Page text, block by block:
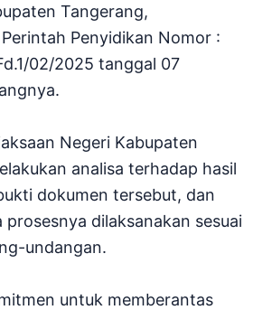
Tangerang,
Penyidikan Nomor :
02/2025 tanggal 07
Negeri Kabupaten
analisa terhadap hasil
dokumen tersebut, dan
prosesnya dilaksanakan sesuai
undangan.
untuk memberantas